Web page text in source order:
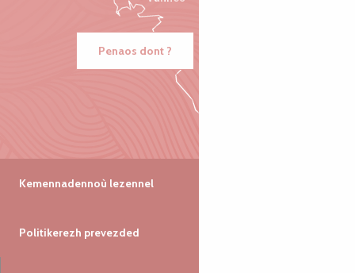
Penaos dont ?
Kemennadennoù lezennel
Politikerezh prevezded